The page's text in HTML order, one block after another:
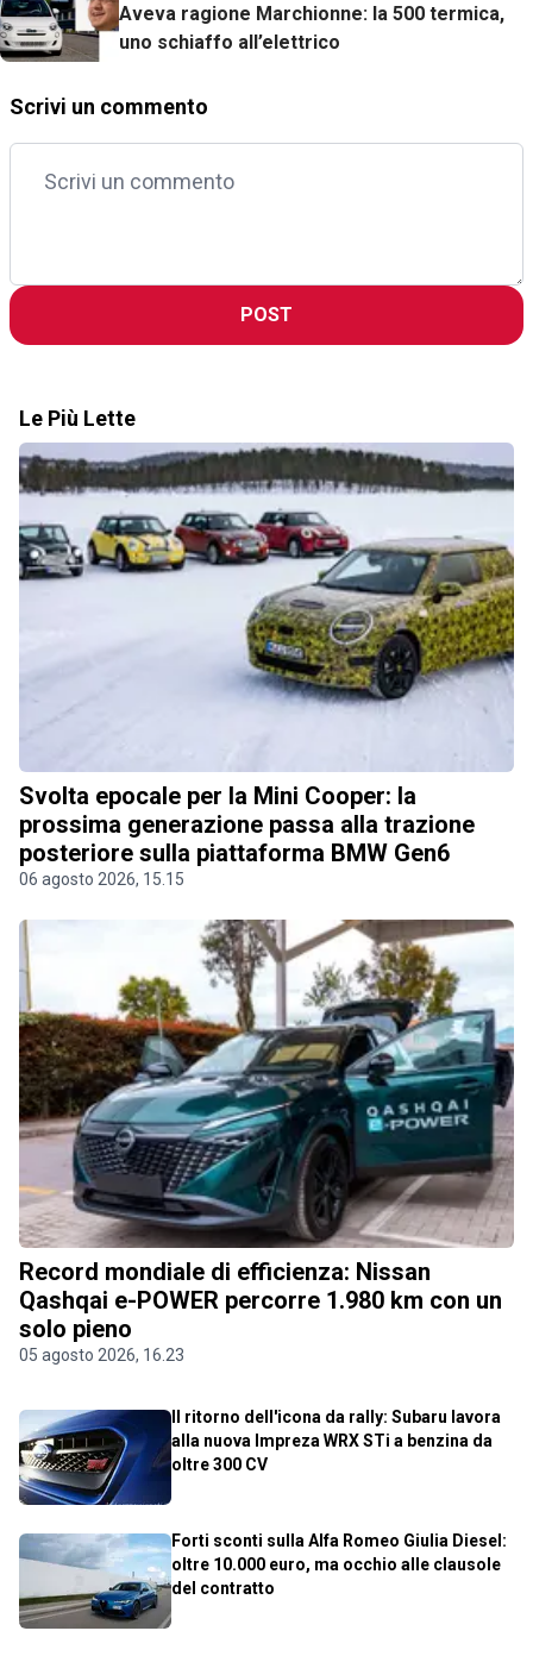
Aveva ragione Marchionne: la 500 termica,
uno schiaffo all’elettrico
Scrivi un commento
POST
Le Più Lette
Svolta epocale per la Mini Cooper: la
prossima generazione passa alla trazione
posteriore sulla piattaforma BMW Gen6
06 agosto 2026, 15.15
Record mondiale di efficienza: Nissan
Qashqai e-POWER percorre 1.980 km con un
solo pieno
05 agosto 2026, 16.23
Il ritorno dell'icona da rally: Subaru lavora
alla nuova Impreza WRX STi a benzina da
oltre 300 CV
Forti sconti sulla Alfa Romeo Giulia Diesel:
oltre 10.000 euro, ma occhio alle clausole
del contratto